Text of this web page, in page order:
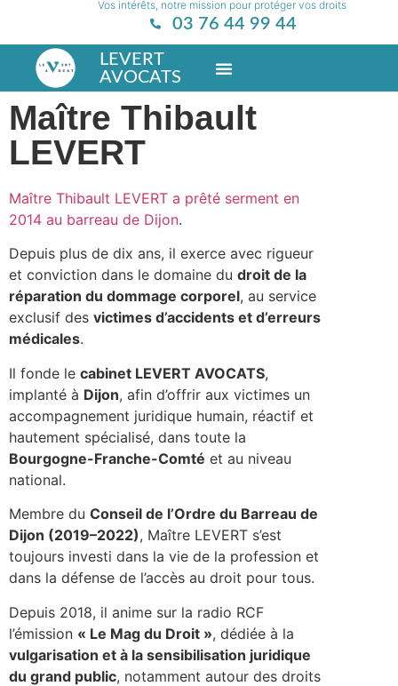
Vos intérêts, notre mission pour protéger vos droits
03 76 44 99 44
LEVERT
AVOCATS
Maître Thibault
LEVERT
Maître Thibault LEVERT a prêté serment en
2014 au barreau de Dijon.
Depuis plus de dix ans, il exerce avec rigueur
et conviction dans le domaine du droit de la
réparation du dommage corporel, au service
exclusif des victimes d’accidents et d’erreurs
médicales.
Il fonde le cabinet LEVERT AVOCATS,
implanté à Dijon, afin d’offrir aux victimes un
accompagnement juridique humain, réactif et
hautement spécialisé, dans toute la
Bourgogne-Franche-Comté et au niveau
national.
Membre du Conseil de l’Ordre du Barreau de
Dijon (2019–2022), Maître LEVERT s’est
toujours investi dans la vie de la profession et
dans la défense de l’accès au droit pour tous.
Depuis 2018, il anime sur la radio RCF
l’émission « Le Mag du Droit », dédiée à la
vulgarisation et à la sensibilisation juridique
du grand public, notamment autour des droits